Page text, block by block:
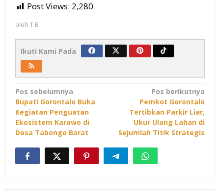
Post Views: 2,280
oleh T B
Ikuti Kami Pada
Navigasi
pos
Pos sebelumnya
Bupati Gorontalo Buka
Kegiatan Penguatan
Ekosistem Karawo di
Desa Tabongo Barat
Pos berikutnya
Pemkot Gorontalo
Tertibkan Parkir Liar,
Ukur Ulang Lahan di
Sejumlah Titik Strategis